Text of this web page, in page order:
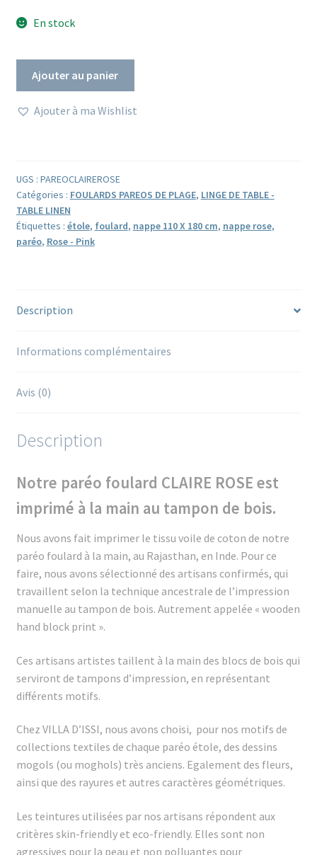
En stock
étole
ROSE
voile
de
coton
Ajouter au panier
Ajouter à ma Wishlist
UGS : PAREOCLAIREROSE
Catégories : FOULARDS PAREOS DE PLAGE, LINGE DE TABLE -
TABLE LINEN
Étiquettes : étole, foulard, nappe 110 X 180 cm, nappe rose,
paréo, Rose - Pink
Description
Informations complémentaires
Avis (0)
Description
Notre paréo foulard CLAIRE ROSE est
imprimé à la main au tampon de bois.
Nous avons fait imprimer le tissu voile de coton de notre
paréo foulard à la main, au Rajasthan, en Inde. Pour ce
faire, nous avons sélectionné des artisans confirmés, qui
travaillent selon la technique ancestrale de l’impression
manuelle au tampon de bois. Autrement appelée « wooden
hand block print ».
Ces artisans artistes taillent à la main des blocs de bois qui
serviront de tampons d’impression, en représentant
différents motifs.
Chez VILLA D’ISSI, nous avons choisi, pour nos motifs de
collections textiles de chaque paréo étole, des dessins
mogols (ou moghols) très anciens. Egalement des fleurs,
ainsi que des rayures et autres caractères géométriques.
Les teintures utilisées par nos artisans répondent aux
critères skin-friendly et eco-friendly. Elles sont non
agressives pour la peau et non polluantes pour